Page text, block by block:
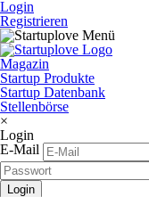
Login
Registrieren
Magazin
Startup Produkte
Startup Datenbank
Stellenbörse
×
Login
E-Mail